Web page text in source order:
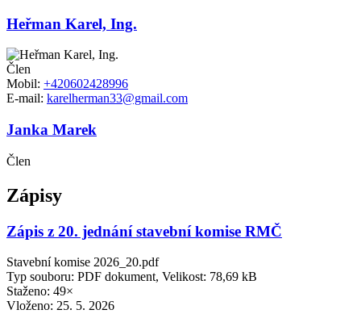
Heřman Karel, Ing.
Člen
Mobil: +420602428996
E-mail: karelherman33@gmail.com
Janka Marek
Člen
Zápisy
Zápis z 20. jednání stavební komise RMČ
Stavební komise 2026_20.pdf
Typ souboru: PDF dokument, Velikost: 78,69 kB
Staženo: 49×
Vloženo: 25. 5. 2026